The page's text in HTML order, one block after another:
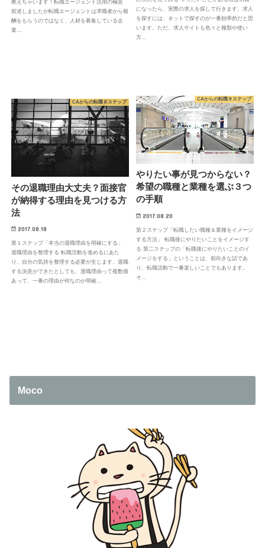
教えちゃいます！転職エージェント活用の極意
前述しましたが転職エージェントは求職者から報
酬をもらうのではなく、人材を募集している企
業…
になったら、実際の求人を探して行きます。求人
を探すには、ネットで探すのが一番効率的だと思
います。ただ、求人サイトも色々と種類や使い
方…
CAからの転職８ステップ
やりたい事が見つからない？
希望の職種と業種を選ぶ３つ
の手順
2017.08.20
第２ステップ「転職したい職種＆業種をイメージ
する方法」 転職後にやりたいことをイメージす
る 第二ステップの「転職後にやりたいことのイ
メージをする」ということは、前向きな話であ
り、転職活動で一番楽しいことでもあります。
そ…
CAからの転職８ステップ
その退職理由大丈夫？面接官
が納得する理由を見つける方
法
2017.08.18
第１ステップ「本当の退職理由を明確にする」
退職理由を整理する 転職活動を進めるにあた
り、自分の気持を整理する必要が生じます。退職
する決意ができたとしても、退職理由って複数個
あって、一番の理由が何なのか明確…
Moco